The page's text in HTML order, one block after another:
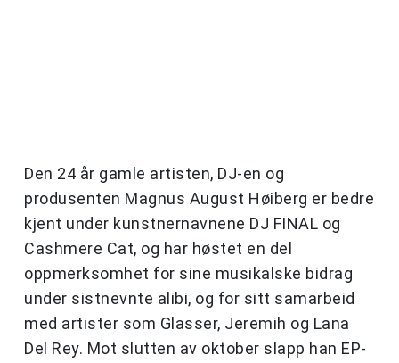
Den 24 år gamle artisten, DJ-en og
produsenten Magnus August Høiberg er bedre
kjent under kunstnernavnene DJ FINAL og
Cashmere Cat, og har høstet en del
oppmerksomhet for sine musikalske bidrag
under sistnevnte alibi, og for sitt samarbeid
med artister som Glasser, Jeremih og Lana
Del Rey. Mot slutten av oktober slapp han EP-